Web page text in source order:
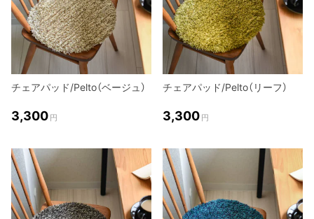
チェアパッド/Pelto（ベージュ）
3,300 円
チェアパッド/Pelto（リーフ）
3,300 円